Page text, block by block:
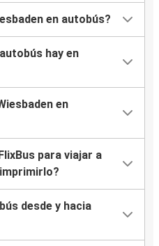
en autobús?
hay en
en
para viajar a
desde y hacia